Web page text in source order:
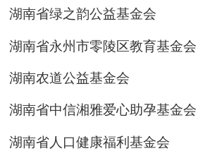
湖南省绿之韵公益基金会
湖南省永州市零陵区教育基金会
湖南农道公益基金会
湖南省中信湘雅爱心助孕基金会
湖南省人口健康福利基金会